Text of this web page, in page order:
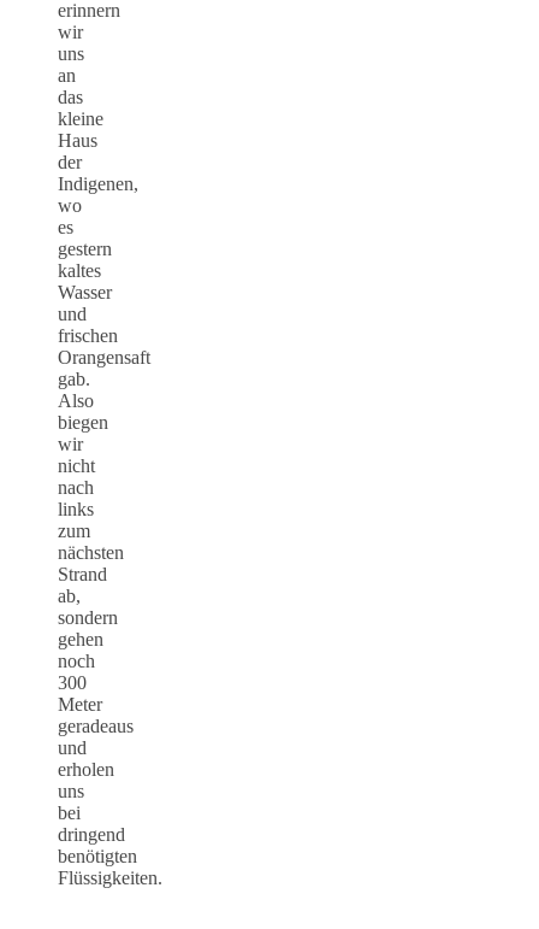
erinnern
wir
uns
an
das
kleine
Haus
der
Indigenen,
wo
es
gestern
kaltes
Wasser
und
frischen
Orangensaft
gab.
Also
biegen
wir
nicht
nach
links
zum
nächsten
Strand
ab,
sondern
gehen
noch
300
Meter
geradeaus
und
erholen
uns
bei
dringend
benötigten
Flüssigkeiten.